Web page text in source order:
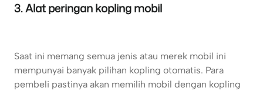
3. Alat peringan kopling mobil
Saat ini memang semua jenis atau merek mobil ini
mempunyai banyak pilihan kopling otomatis. Para
pembeli pastinya akan memilih mobil dengan kopling